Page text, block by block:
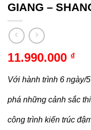
GIANG –
11.990.000 ₫
Với hành trình 6 ngày/
phá những cảnh sắc
công trình kiến trúc